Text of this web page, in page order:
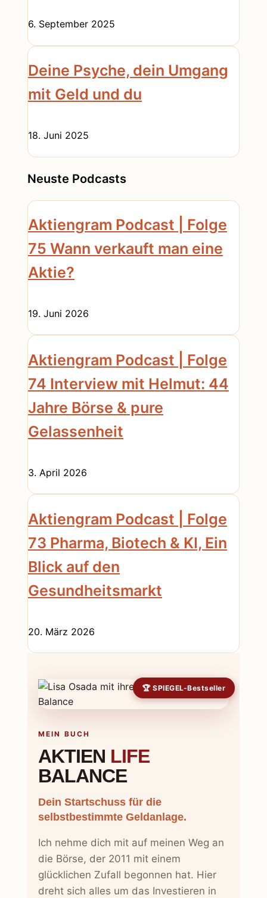
6. September 2025
Deine Psyche, dein Umgang
mit Geld und du
18. Juni 2025
Neuste Podcasts
Aktiengram Podcast | Folge
75 Wann verkauft man eine
Aktie?
19. Juni 2026
Aktiengram Podcast | Folge
74 Interview mit Helmut: 44
Jahre Börse & pure
Gelassenheit
3. April 2026
Aktiengram Podcast | Folge
73 Pharma, Biotech & KI, Ein
Blick auf den
Gesundheitsmarkt
20. März 2026
🏆 SPIEGEL-Bestseller
MEIN BUCH
AKTIEN LIFE
BALANCE
Dein Startschuss für die
selbstbestimmte Geldanlage.
Ich nehme dich mit auf meinen Weg an
die Börse, der 2011 mit einem
glücklichen Zufall begonnen hat. Hier
dreht sich alles um das Investieren in